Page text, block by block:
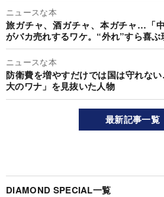
ニュースな本
旅ガチャ、酒ガチャ、本ガチャ…「
がバカ売れするワケ。“外れ”すら喜ぶ
ニュースな本
防衛費を増やすだけでは国は守れな
大のワナ」を見抜いた人物
最新記事一覧
DIAMOND SPECIAL一覧